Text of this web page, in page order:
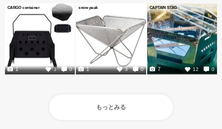
CARGO container
3 0
1
snow peak
3 0
1
CAPTAIN STAG
12 0
7
もっとみる